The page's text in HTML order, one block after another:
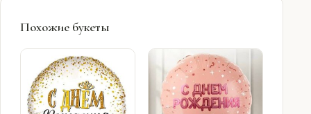
Похожие букеты